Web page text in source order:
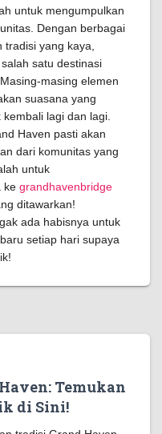
untuk mengumpulkan
Dengan berbagai
yang kaya,
satu destinasi
masing elemen
suasana yang
lagi dan lagi.
Haven pasti akan
dari komunitas yang
untuk
ke grandhavenbridge
ditawarkan!
ada habisnya untuk
setiap hari supaya
Temukan
di Sini!